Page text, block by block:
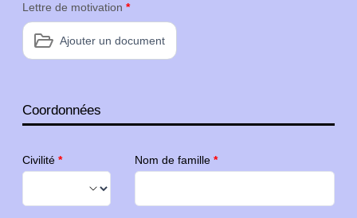
Lettre de motivation *
Ajouter un document
Coordonnées
Civilité * Nom de famille *